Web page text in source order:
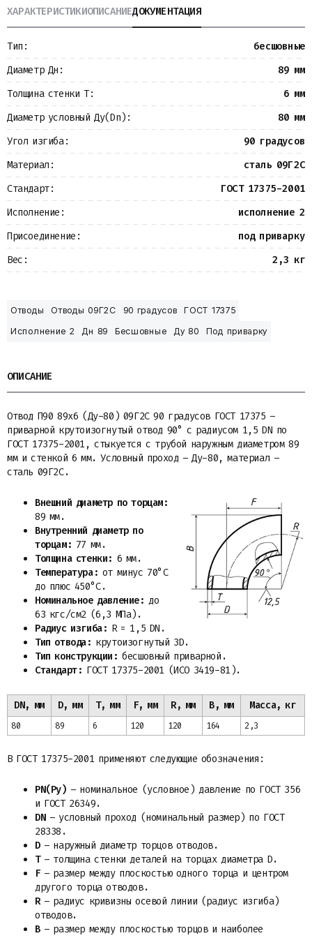
Металлопрокат
Измерительные приборы
Детали трубопроводов
Водомерные узлы
Запорная арматура
ХАРАКТЕРИСТИКИОПИСАНИЕДОКУМЕНТАЦИЯ
Тип:
бесшовные
Диаметр Дн:
89 мм
Толщина стенки Т:
6 мм
Диаметр условный Ду(Dn):
80 мм
Угол изгиба:
90 градусов
Материал:
сталь 09Г2С
Стандарт:
ГОСТ 17375-2001
Исполнение:
исполнение 2
Присоединение:
под приварку
Вес:
2,3 кг
Отводы Отводы 09Г2С 90 градусов
ГОСТ 17375
Исполнение 2
Дн 89 Бесшовные Ду 80 Под приварку
ОПИСАНИЕ
Отвод П90 89х6 (Ду-80) 09Г2С 90 градусов ГОСТ 17375 –
приварной крутоизогнутый отвод 90° с радиусом 1,5 DN по
ГОСТ 17375-2001, стыкуется с трубой наружным диаметром 89
мм и стенкой 6 мм. Условный проход – Ду-80, материал –
сталь 09Г2С.
Внешний диаметр по торцам:
89 мм.
Внутренний диаметр по
торцам: 77 мм.
Толщина стенки: 6 мм.
Температура: от минус 70°С
до плюс 450°С.
Номинальное давление: до
63 кгс/см2 (6,3 МПа).
Радиус изгиба: R = 1,5 DN.
Тип отвода: крутоизогнутый 3D.
Тип конструкции: бесшовный приварной.
Стандарт: ГОСТ 17375-2001 (ИСО 3419-81).
DN, мм D, мм T, мм F, мм R, мм B, мм Масса, кг
80 89 6 120 120 164 2,3
В ГОСТ 17375-2001 применяют следующие обозначения:
PN(Ру) – номинальное (условное) давление по ГОСТ 356
и ГОСТ 26349.
DN– условный проход (номинальный размер) по ГОСТ
28338.
D– наружный диаметр торцов отводов.
T– толщина стенки деталей на торцах диаметра D.
F– размер между плоскостью одного торца и центром
другого торца отводов.
R– радиус кривизны осевой линии (радиус изгиба)
отводов.
B– размер между плоскостью торцов и наиболее